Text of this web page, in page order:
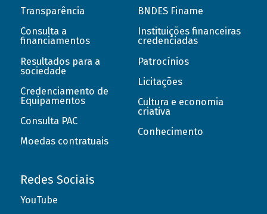
Transparência
Consulta a
financiamentos
Resultados para a
sociedade
Credenciamento de
Equipamentos
Consulta PAC
Moedas contratuais
BNDES Finame
Instituições financeiras
credenciadas
Patrocínios
Licitações
Cultura e economia
criativa
Conhecimento
Redes Sociais
YouTube